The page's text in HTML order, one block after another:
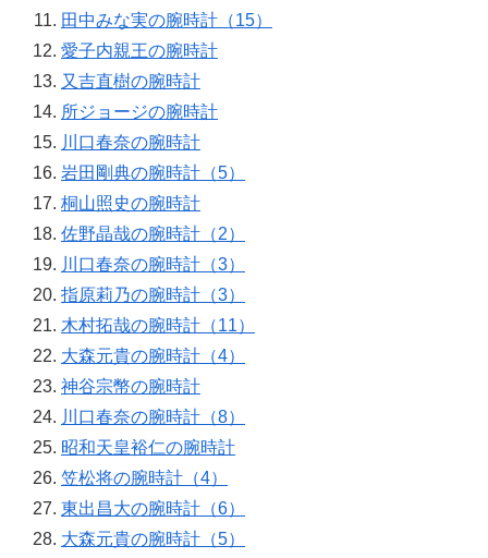
田中みな実の腕時計（15）
愛子内親王の腕時計
又吉直樹の腕時計
所ジョージの腕時計
川口春奈の腕時計
岩田剛典の腕時計（5）
桐山照史の腕時計
佐野晶哉の腕時計（2）
川口春奈の腕時計（3）
指原莉乃の腕時計（3）
木村拓哉の腕時計（11）
大森元貴の腕時計（4）
神谷宗幣の腕時計
川口春奈の腕時計（8）
昭和天皇裕仁の腕時計
笠松将の腕時計（4）
東出昌大の腕時計（6）
大森元貴の腕時計（5）